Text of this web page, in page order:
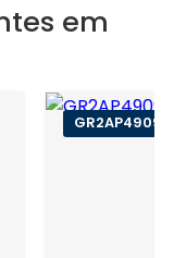
em
GR2AP49098